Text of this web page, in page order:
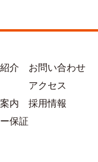
介
内
保証
お問い合わせ
アクセス
採用情報